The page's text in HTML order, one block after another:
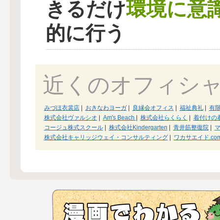
きるだけ環境に意
的に行う
近くのオフィシ
みづほ衣裳店| おきなわヨーガ| 良縁会オフィス 福祉典礼|
有
株式会社ヴァルシオ
Am's Beach 株式会社らくらく
着付けの
コージュ株式スクール| 株式会社Kindergarten 青井筋整復院|
株式会社キャリッジウェイ・コンサルティング| ワカサエイド